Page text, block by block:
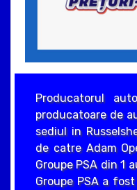
Producatorul
producatoare de
sediul in
de catre Adam
Groupe PSA din 1
Groupe PSA a